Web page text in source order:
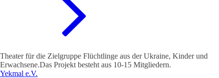
Theater für die Zielgruppe Flüchtlinge aus der Ukraine, Kinder und
Erwachsene.Das Projekt besteht aus 10-15 Mitgliedern.
Yekmal e.V.